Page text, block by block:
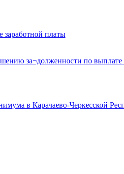
заработной платы
за¬долженности по
в Карачаево-Черкесской